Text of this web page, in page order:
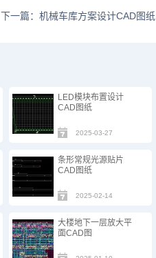
下一篇：机械车库方案设计CAD图纸
LED模块布置设计
CAD图纸
2025-03-27
条形常规光源贴片
CAD图纸
2025-02-14
大楼地下一层放大平
面CAD图